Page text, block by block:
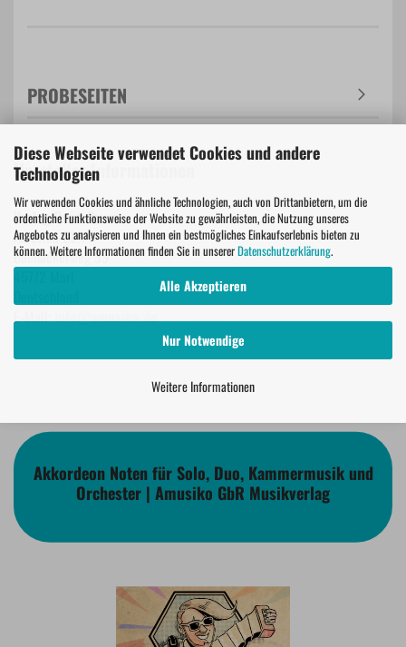
Diese Webseite verwendet Cookies und andere
Technologien
Wir verwenden Cookies und ähnliche Technologien, auch von Drittanbietern, um die
ordentliche Funktionsweise der Website zu gewährleisten, die Nutzung unseres
Angebotes zu analysieren und Ihnen ein bestmögliches Einkaufserlebnis bieten zu
können. Weitere Informationen finden Sie in unsererDatenschutzerklärung.
Alle Akzeptieren
Nur Notwendige
Weitere Informationen
PROBESEITEN
Hersteller Informationen
Verlag Purzelbaum
Amusiko GbR
Bachackerweg 39
E-Mail:info@amusiko.de
Akkordeon Noten für Solo, Duo, Kammermusik und
Orchester | Amusiko GbR Musikverlag